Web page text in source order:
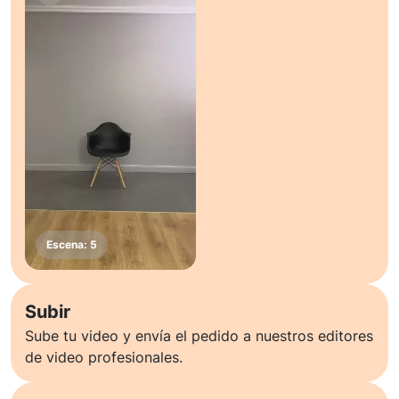
Subir
Sube tu video y envía el pedido a nuestros editores
de video profesionales.